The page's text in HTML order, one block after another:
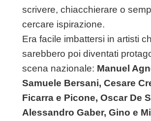
scrivere, chiacchierare o
cercare ispirazione.
Era facile imbattersi in artisti
sarebbero poi diventati
scena nazionale: Manuel
Samuele Bersani, Cesare
Ficarra e Picone, Oscar De
Alessandro Gaber, Gino e